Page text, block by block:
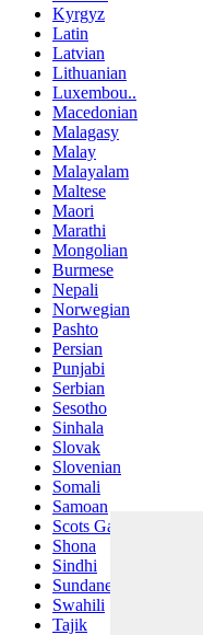
Kyrgyz
Latin
Latvian
Lithuanian
Luxembou..
Macedonian
Malagasy
Malay
Malayalam
Maltese
Maori
Marathi
Mongolian
Burmese
Nepali
Norwegian
Pashto
Persian
Punjabi
Serbian
Sesotho
Sinhala
Slovak
Slovenian
Somali
Samoan
Scots Gaelic
Shona
Sindhi
Sundanese
Swahili
Tajik